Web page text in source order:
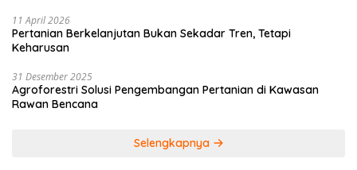
11 April 2026
Pertanian Berkelanjutan Bukan Sekadar Tren, Tetapi
Keharusan
31 Desember 2025
Agroforestri Solusi Pengembangan Pertanian di Kawasan
Rawan Bencana
Selengkapnya